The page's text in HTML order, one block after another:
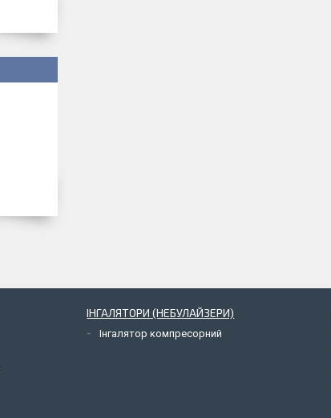
ІНГАЛЯТОРИ (НЕБУЛАЙЗЕРИ)
Інгалятор компресорний